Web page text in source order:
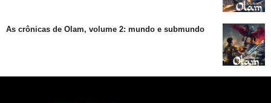
As crônicas de Olam, volume 2: mundo e submundo